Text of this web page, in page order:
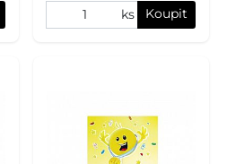
ks Koupit